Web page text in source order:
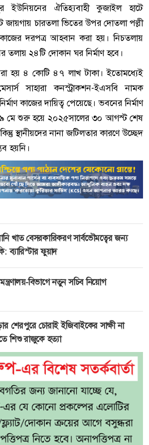
ইউনিয়নের ঐতিহ্যবাহী কুজাইল হাটে
জায়গায় চারতলা ভিতের উপর দোতলা পল্লী
কাজের দরপত্র আহবান করা হয়। নিচতলায়
তলায় ২৪টি দোকান ঘর নির্মাণ হবে।
হয় ৪ কোটি ৪৭ লাখ টাকা। ইতোমধ্যেই
সাহারা কনস্ট্রাকশন-ইএসবি নামক
কাজের দায়িত্ব পেয়েছে। ভবনের নির্মাণ
মে শুরু হয়ে ২০২৫সালের ৩০ আগস্ট শেষ
স্থানীয়দের নানা জটিলতার কারণে উচ্ছেদ
হয়নি।
খাত বেসরকারিকরণ সার্বভৌমত্বের জন্য
ব্যারিস্টার ফুয়াদ
বিভাগে নতুন সচিব নিয়োগ
শেরপুরে চোরাই ইজিবাইকের সাক্ষী না
শিশু রাজুকে হত্যা